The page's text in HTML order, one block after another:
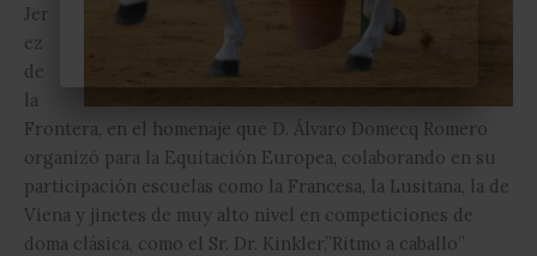
Jer
ez
de
la
Frontera, en el homenaje que D. Álvaro Domecq Romero
organizó para la Equitación Europea, colaborando en su
participación escuelas como la Francesa, la Lusitana, la de
Viena y jinetes de muy alto nivel en competiciones de
doma clásica, como el Sr. Dr. Kinkler,”Ritmo a caballo”